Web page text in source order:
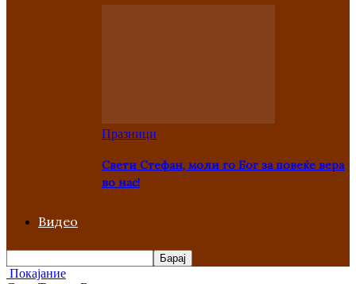
Празници
Свети Стефан, моли го Бог за повеќе вера
во нас!
Видео
Покајание